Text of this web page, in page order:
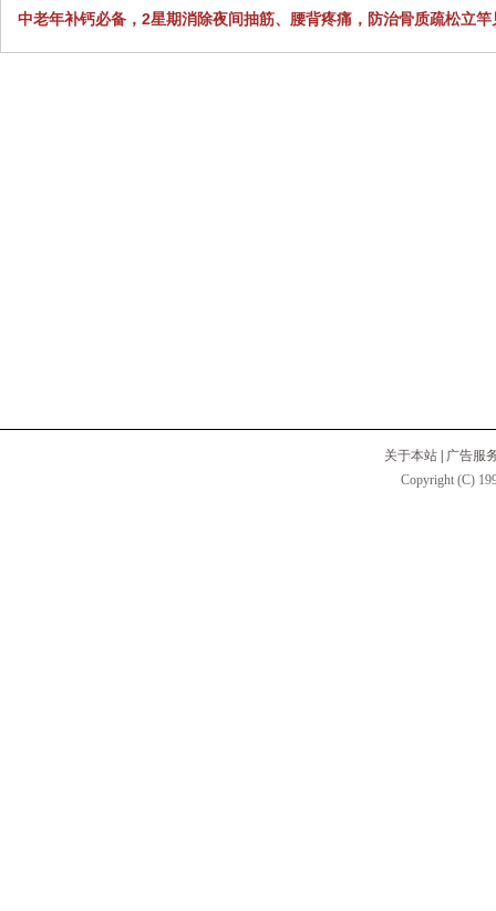
中老年补钙必备，2星期消除夜间抽筋、腰背疼痛，防治骨质疏松立竿
关于本站
广告服
Copyright (C)